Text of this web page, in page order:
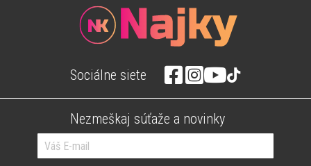
Sociálne siete
Nezmeškaj súťaže a novinky